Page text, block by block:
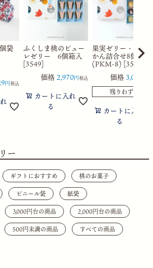
袋
税込
ふくしま桃のピュー
レゼリー 6個箱入
[3549]
価格2,970 税込
カートに入れ
る
果実ゼリー・水よ
かん詰合せ8個箱入
(PKM-8) [3560]
価格3,056
残りわずか
カートに入れ
る
ー
ギフトにおすすめ
桃のお菓子
ビニール袋
紙袋
3,000円台の商品
2,000円台の商品
500円未満の商品 すべての商品